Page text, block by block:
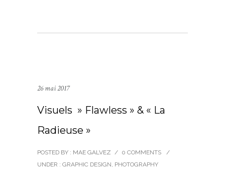
26 mai 2017
Visuels » Flawless » & « La
Radieuse »
POSTED BY : MAE GALVEZ / 0 COMMENTS
/
UNDER : GRAPHIC DESIGN, PHOTOGRAPHY